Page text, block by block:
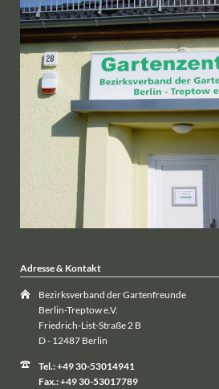
Adresse & Kontakt
Bezirksverband der Gartenfreunde
Berlin-Treptow e.V.
Friedrich-List-Straße 2 B
D - 12487 Berlin
Tel.: +49 30-53014941
Fax.: +49 30-53017789